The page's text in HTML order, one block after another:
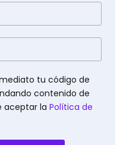
tu código de
contenido de
aceptar la Política de